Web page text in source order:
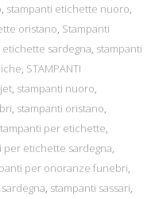
, stampanti etichette nuoro,
oristano, Stampanti
etichette sardegna, stampanti
, STAMPANTI
, stampanti nuoro,
, stampanti oristano,
per etichette,
per etichette sardegna,
per onoranze funebri,
, stampanti sassari,